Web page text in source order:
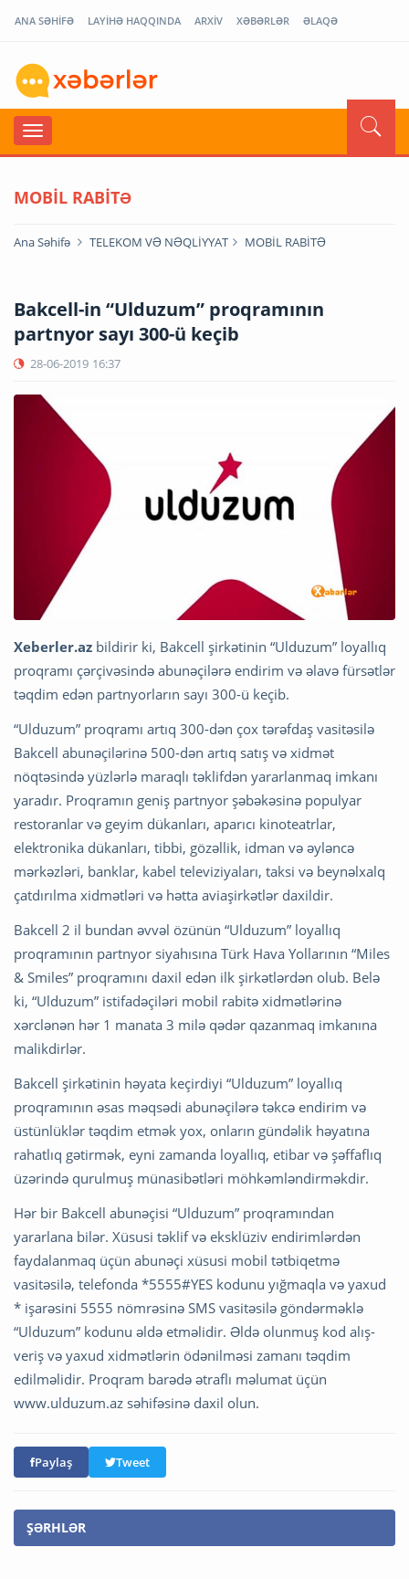
ANA SƏHİFƏ LAYİHƏ HAQQINDA ARXİV XƏBƏRLƏR ƏLAQƏ
MOBİL RABİTƏ
Ana Səhifə TELEKOM VƏ NƏQLİYYAT MOBİL RABİTƏ
Bakcell-in “Ulduzum” proqramının
partnyor sayı 300-ü keçib
28-06-2019 16:37
Xeberler.az bildirir ki, Bakcell şirkətinin “Ulduzum” loyallıq
proqramı çərçivəsində abunəçilərə endirim və əlavə fürsətlər
təqdim edən partnyorların sayı 300-ü keçib.
“Ulduzum” proqramı artıq 300-dən çox tərəfdaş vasitəsilə
Bakcell abunəçilərinə 500-dən artıq satış və xidmət
nöqtəsində yüzlərlə maraqlı təklifdən yararlanmaq imkanı
yaradır. Proqramın geniş partnyor şəbəkəsinə populyar
restoranlar və geyim dükanları, aparıcı kinoteatrlar,
elektronika dükanları, tibbi, gözəllik, idman və əyləncə
mərkəzləri, banklar, kabel televiziyaları, taksi və beynəlxalq
çatdırılma xidmətləri və hətta aviaşirkətlər daxildir.
Bakcell 2 il bundan əvvəl özünün “Ulduzum” loyallıq
proqramının partnyor siyahısına Türk Hava Yollarının “Miles
& Smiles” proqramını daxil edən ilk şirkətlərdən olub. Belə
ki, “Ulduzum” istifadəçiləri mobil rabitə xidmətlərinə
xərclənən hər 1 manata 3 milə qədər qazanmaq imkanına
malikdirlər.
Bakcell şirkətinin həyata keçirdiyi “Ulduzum” loyallıq
proqramının əsas məqsədi abunəçilərə təkcə endirim və
üstünlüklər təqdim etmək yox, onların gündəlik həyatına
rahatlıq gətirmək, eyni zamanda loyallıq, etibar və şəffaflıq
üzərində qurulmuş münasibətləri möhkəmləndirməkdir.
Hər bir Bakcell abunəçisi “Ulduzum” proqramından
yararlana bilər. Xüsusi təklif və eksklüziv endirimlərdən
faydalanmaq üçün abunəçi xüsusi mobil tətbiqetmə
vasitəsilə, telefonda *5555#YES kodunu yığmaqla və yaxud
* işarəsini 5555 nömrəsinə SMS vasitəsilə göndərməklə
“Ulduzum” kodunu əldə etməlidir. Əldə olunmuş kod alış-
veriş və yaxud xidmətlərin ödənilməsi zamanı təqdim
edilməlidir. Proqram barədə ətraflı məlumat üçün
www.ulduzum.az səhifəsinə daxil olun.
Paylaş Tweet
ŞƏRHLƏR